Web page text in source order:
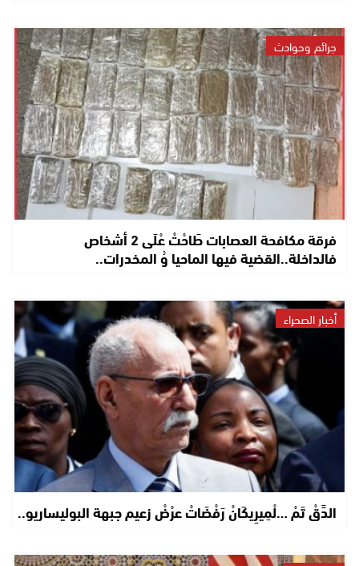
جرائم وحوادث
فرقة مكافحة العصابات طَاحْتْ عْلَى 2 أشخاص
فالداخلة..القضية فيها الماحيا وُ المخدرات..
أخبار الصحراء
الدَّقْ تَمْ …لْمِيرِيكَانْ رَفْضَاتْ عرْضْ زعيم جبهة البوليساريو..